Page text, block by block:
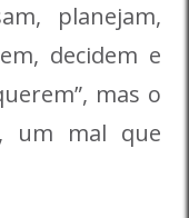
planejam,
decidem e
mas o
mal que